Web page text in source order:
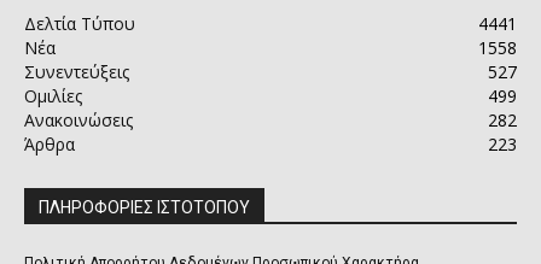
Δελτία Τύπου
4441
Νέα
1558
Συνεντεύξεις
527
Ομιλίες
499
Ανακοινώσεις
282
Άρθρα
223
ΠΛΗΡΟΦΟΡΙΕΣ ΙΣΤΟΤΟΠΟΥ